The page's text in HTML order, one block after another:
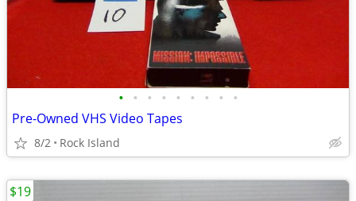
• • • • • • • • •
Pre-Owned VHS Video Tapes
8/2 Rock Island
$19